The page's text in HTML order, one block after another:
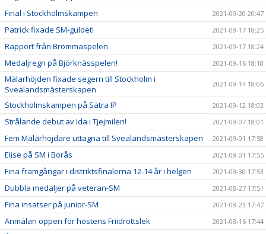
Final i Stockholmskampen 2021-09-20 20:47
Patrick fixade SM-guldet! 2021-09-17 18:25
Rapport från Brommaspelen 2021-09-17 18:24
Medaljregn på Björknässpelen! 2021-09-16 18:18
Mälarhöjden fixade segern till Stockholm i
Svealandsmästerskapen
2021-09-14 18:06
Stockholmskampen på Sätra IP 2021-09-12 18:03
Strålande debut av Ida i Tjejmilen! 2021-09-07 18:01
Fem Mälarhöjdare uttagna till Svealandsmästerskapen 2021-09-01 17:58
Elise på SM i Borås 2021-09-01 17:55
Fina framgångar i distriktsfinalerna 12-14 år i helgen 2021-08-30 17:53
Dubbla medaljer på veteran-SM 2021-08-27 17:51
Fina insatser på junior-SM 2021-08-23 17:47
Anmälan öppen för höstens Friidrottslek 2021-08-16 17:44